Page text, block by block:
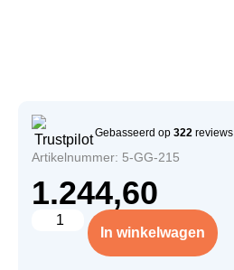
Gebasseerd op 322 reviews
Artikelnummer: 5-GG-215
1.244,60
In winkelwagen